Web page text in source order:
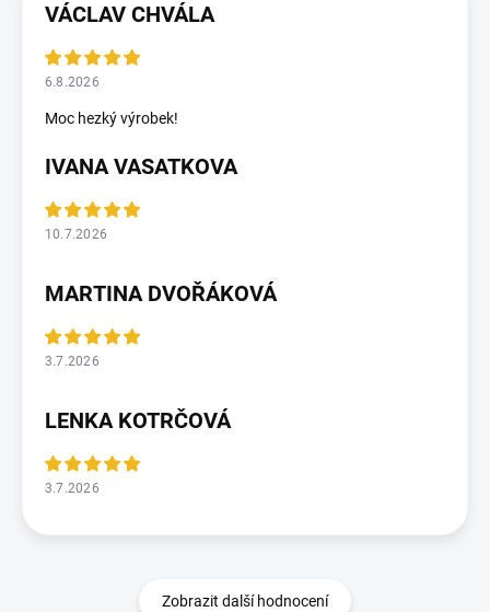
VÁCLAV CHVÁLA
6.8.2026
Moc hezký výrobek!
IVANA VASATKOVA
10.7.2026
MARTINA DVOŘÁKOVÁ
3.7.2026
LENKA KOTRČOVÁ
3.7.2026
Zobrazit další hodnocení